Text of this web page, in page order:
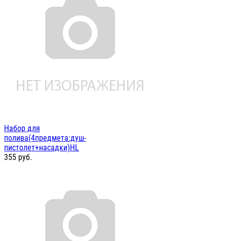
Набор для
полива(4предмета:душ-
пистолет+насадки)HL
355 руб.